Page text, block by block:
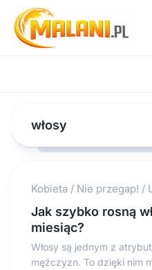
content
włosy
Kobieta / Nie przegap! /
Jak szybko rosną
miesiąc?
Włosy są jednym z
mężczyzn. To dzięki nim